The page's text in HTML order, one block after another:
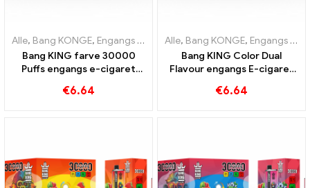
Alle, Bang KONGE, Engangs e-cigaretter Litauen ,Engangs e-
Bang KING farve 30000
Puffs engangs e-cigaret
sød jordbærvandmelon og
€6.64
Alle, Bang KONGE, Engangs e-cigaretter Litauen
Bang KING Color Dual
Flavour engangs E-cigaret
med Strawberry
€6.64